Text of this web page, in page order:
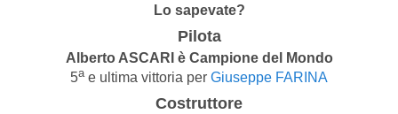
Lo sapevate?
Pilota
Alberto ASCARI è Campione del Mondo
5ae ultima vittoria per Giuseppe FARINA
Costruttore